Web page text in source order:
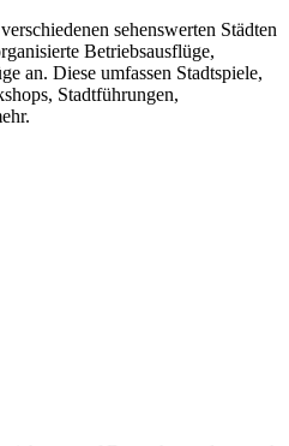
sehenswerten Städten
Betriebsausflüge,
an. Diese umfassen Stadtspiele,
Stadtführungen,